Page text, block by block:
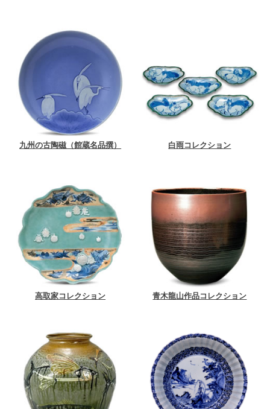
九州の古陶磁（館蔵名品撰） 白雨コレクション
高取家コレクション 青木龍山作品コレクション